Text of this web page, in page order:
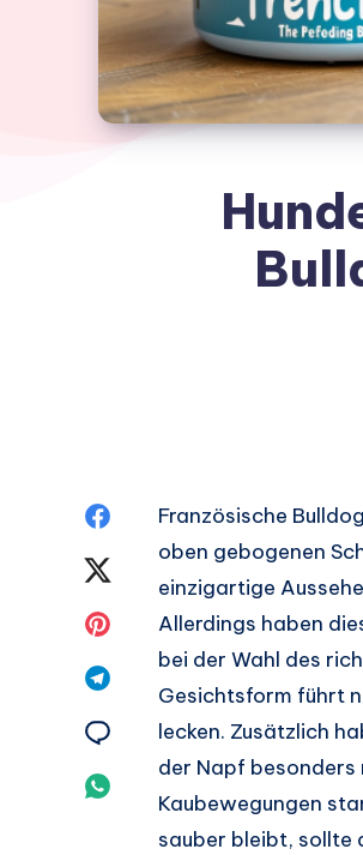
Facebook
teilen.
Twitter
teilen.
Pinterest
teilen.
Telegram
teilen.
Email
Whatsapp
Französische
oben gebogenen
einzigartige
Allerdings haben
bei der Wahl des
Gesichtsform führt
lecken. Zusätzlich
der Napf besonders
Kaubewegungen
sauber bleibt, sollte